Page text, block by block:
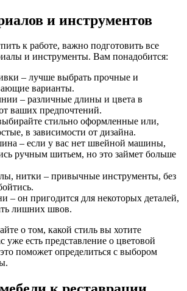
и инструментов
к работе, важно подготовить все
и инструменты. Вам понадобится:
– лучше выбрать прочные и
варианты.
– различные длины и цвета в
ваших предпочтений.
стильно оформленные или,
в зависимости от дизайна.
– если у вас нет швейной машины,
ручным шитьем, но это займет больше
нитки – привычные инструменты, без
– он пригодится для некоторых деталей,
лишних швов.
о том, какой стиль вы хотите
уже есть представление о цветовой
поможет определиться с выбором